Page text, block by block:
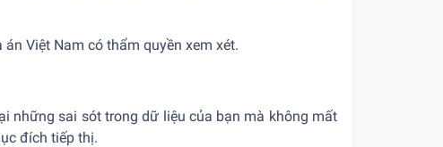
Việt Nam có thẩm quyền xem xét.
những sai sót trong dữ liệu của bạn mà không mất
đích tiếp thị.